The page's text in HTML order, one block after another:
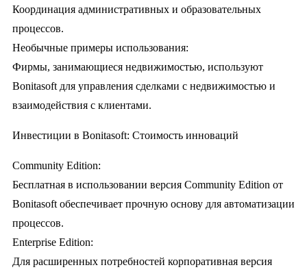
Координация административных и образовательных
процессов.
Необычные примеры использования:
Фирмы, занимающиеся недвижимостью, используют
Bonitasoft для управления сделками с недвижимостью и
взаимодействия с клиентами.
Инвестиции в Bonitasoft: Стоимость инноваций
Community Edition:
Бесплатная в использовании версия Community Edition от
Bonitasoft обеспечивает прочную основу для автоматизации
процессов.
Enterprise Edition:
Для расширенных потребностей корпоративная версия